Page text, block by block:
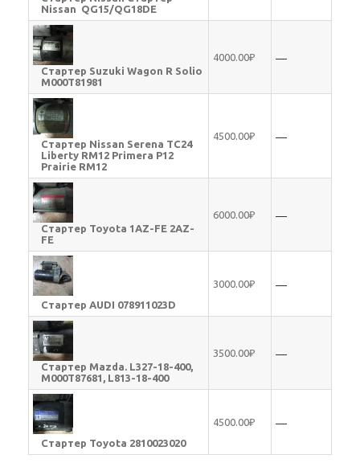
Nissan QG15/QG18DE
Стартер Suzuki Wagon R Solio
M000T81981
4000.00₽ —
Стартер Nissan Serena TC24
Liberty RM12 Primera P12
Prairie RM12
4500.00₽ —
Стартер Toyota 1AZ-FE 2AZ-
FE
6000.00₽ —
Стартер AUDI 078911023D
3000.00₽ —
Стартер Mazda. L327-18-400,
M000T87681, L813-18-400
3500.00₽ —
Стартер Toyota 2810023020
4500.00₽ —